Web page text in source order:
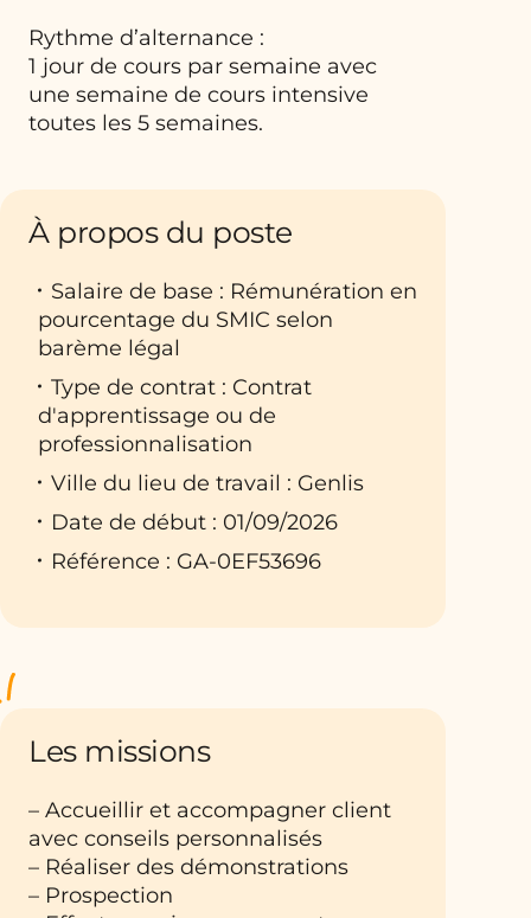
Rythme d’alternance :
1 jour de cours par semaine avec
une semaine de cours intensive
toutes les 5 semaines.
À propos du poste
Salaire de base : Rémunération en
pourcentage du SMIC selon
barème légal
Type de contrat : Contrat
d'apprentissage ou de
professionnalisation
Ville du lieu de travail : Genlis
Date de début : 01/09/2026
Référence : GA-0EF53696
Les missions
– Accueillir et accompagner client
avec conseils personnalisés
– Réaliser des démonstrations
– Prospection